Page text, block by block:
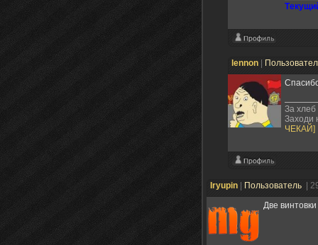
lennon
За хлеб
Заходи
ЧЕКАЙ]
Iryupin Пользователь
|
Две